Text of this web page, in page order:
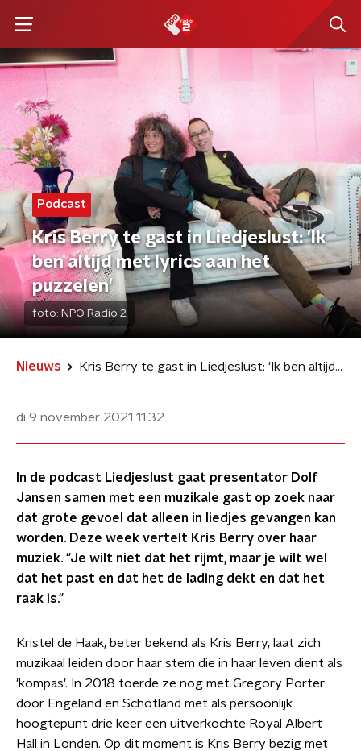
Podcast
Kris Berry te gast in Liedjeslust: 'Ik
ben altijd met lyrics aan het
puzzelen'
foto: NPO Radio 2
Nieuws Kris Berry te gast in Liedjeslust: 'Ik ben altijd met lyrics aan het puzzelen'
di 9 november 2021 11:32
In de podcast Liedjeslust gaat presentator Dolf
Jansen samen met een muzikale gast op zoek naar
dat grote gevoel dat alleen in liedjes gevangen kan
worden. Deze week vertelt Kris Berry over haar
muziek. "Je wilt niet dat het rijmt, maar je wilt wel
dat het past en dat het de lading dekt en dat het
raak is."
Kristel de Haak, beter bekend als Kris Berry, laat zich
muzikaal leiden door haar stem die in haar leven dient als
'kompas'. In 2018 toerde ze nog met Gregory Porter
door Engeland en Schotland met als persoonlijk
hoogtepunt drie keer een uitverkochte Royal Albert
Hall in Londen. Op dit moment is Kris Berry bezig met